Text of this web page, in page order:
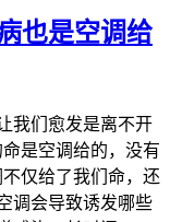
也是空调给
我们愈发是离不开
是空调给的，没有
仅给了我们命，还
调会导致诱发哪些